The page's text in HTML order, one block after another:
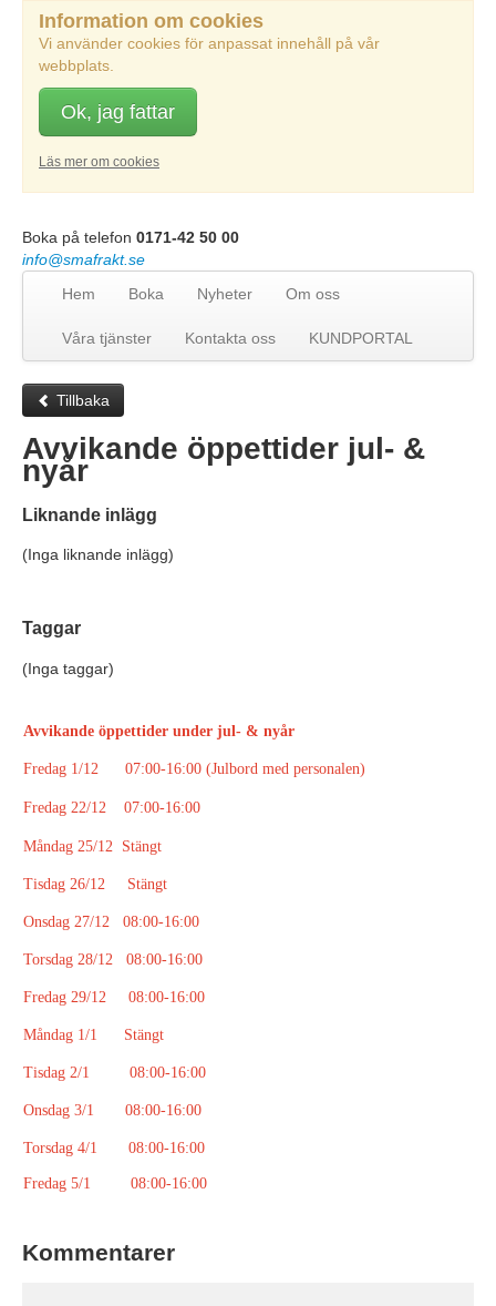
Information om cookies
Vi använder cookies för anpassat innehåll på vår
webbplats.
Ok, jag fattar
Läs mer om cookies
Boka på telefon 0171-42 50 00
info@smafrakt.se
Hem
Boka Nyheter Om oss
Våra tjänster Kontakta oss KUNDPORTAL
Tillbaka
Avvikande öppettider jul- &
nyår
Liknande inlägg
(Inga liknande inlägg)
Taggar
(Inga taggar)
Avvikande öppettider under jul- & nyår
Fredag 1/12 07:00-16:00 (Julbord med personalen)
Fredag 22/12 07:00-16:00
Måndag 25/12 Stängt
Tisdag 26/12 Stängt
Onsdag 27/12 08:00-16:00
Torsdag 28/12 08:00-16:00
Fredag 29/12 08:00-16:00
Måndag 1/1 Stängt
Tisdag 2/1 08:00-16:00
Onsdag 3/1 08:00-16:00
Torsdag 4/1 08:00-16:00
Fredag 5/1 08:00-16:00
Kommentarer